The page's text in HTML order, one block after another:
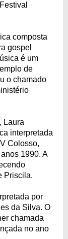
composta
gospel
é um
de
o chamado
Laura
interpretada
Colosso,
1990. A
Priscila.
por
da Silva. O
chamada
no ano